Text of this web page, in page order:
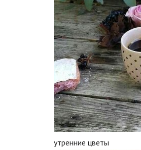
утренние цветы